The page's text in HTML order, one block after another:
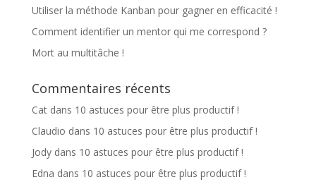
Utiliser la méthode Kanban pour gagner en efficacité !
Comment identifier un mentor qui me correspond ?
Mort au multitâche !
Commentaires récents
Catdans 10 astuces pour être plus productif !
Claudio dans 10 astuces pour être plus productif !
Jodydans 10 astuces pour être plus productif !
Edna dans 10 astuces pour être plus productif !